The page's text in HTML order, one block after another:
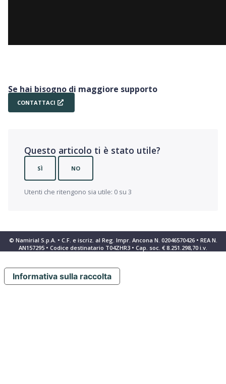
Se hai bisogno di maggiore supporto
CONTATTACI
Questo articolo ti è stato utile?
SÌ NO
Utenti che ritengono sia utile: 0 su 3
© Namirial S.p.A. • C.F. e iscriz. al Reg. Impr. Ancona N. 02046570426 • REA N.
AN157295 • Codice destinatario T04ZHR3 • Cap. soc. € 8.251.298,70 i.v.
Informativa sulla raccolta